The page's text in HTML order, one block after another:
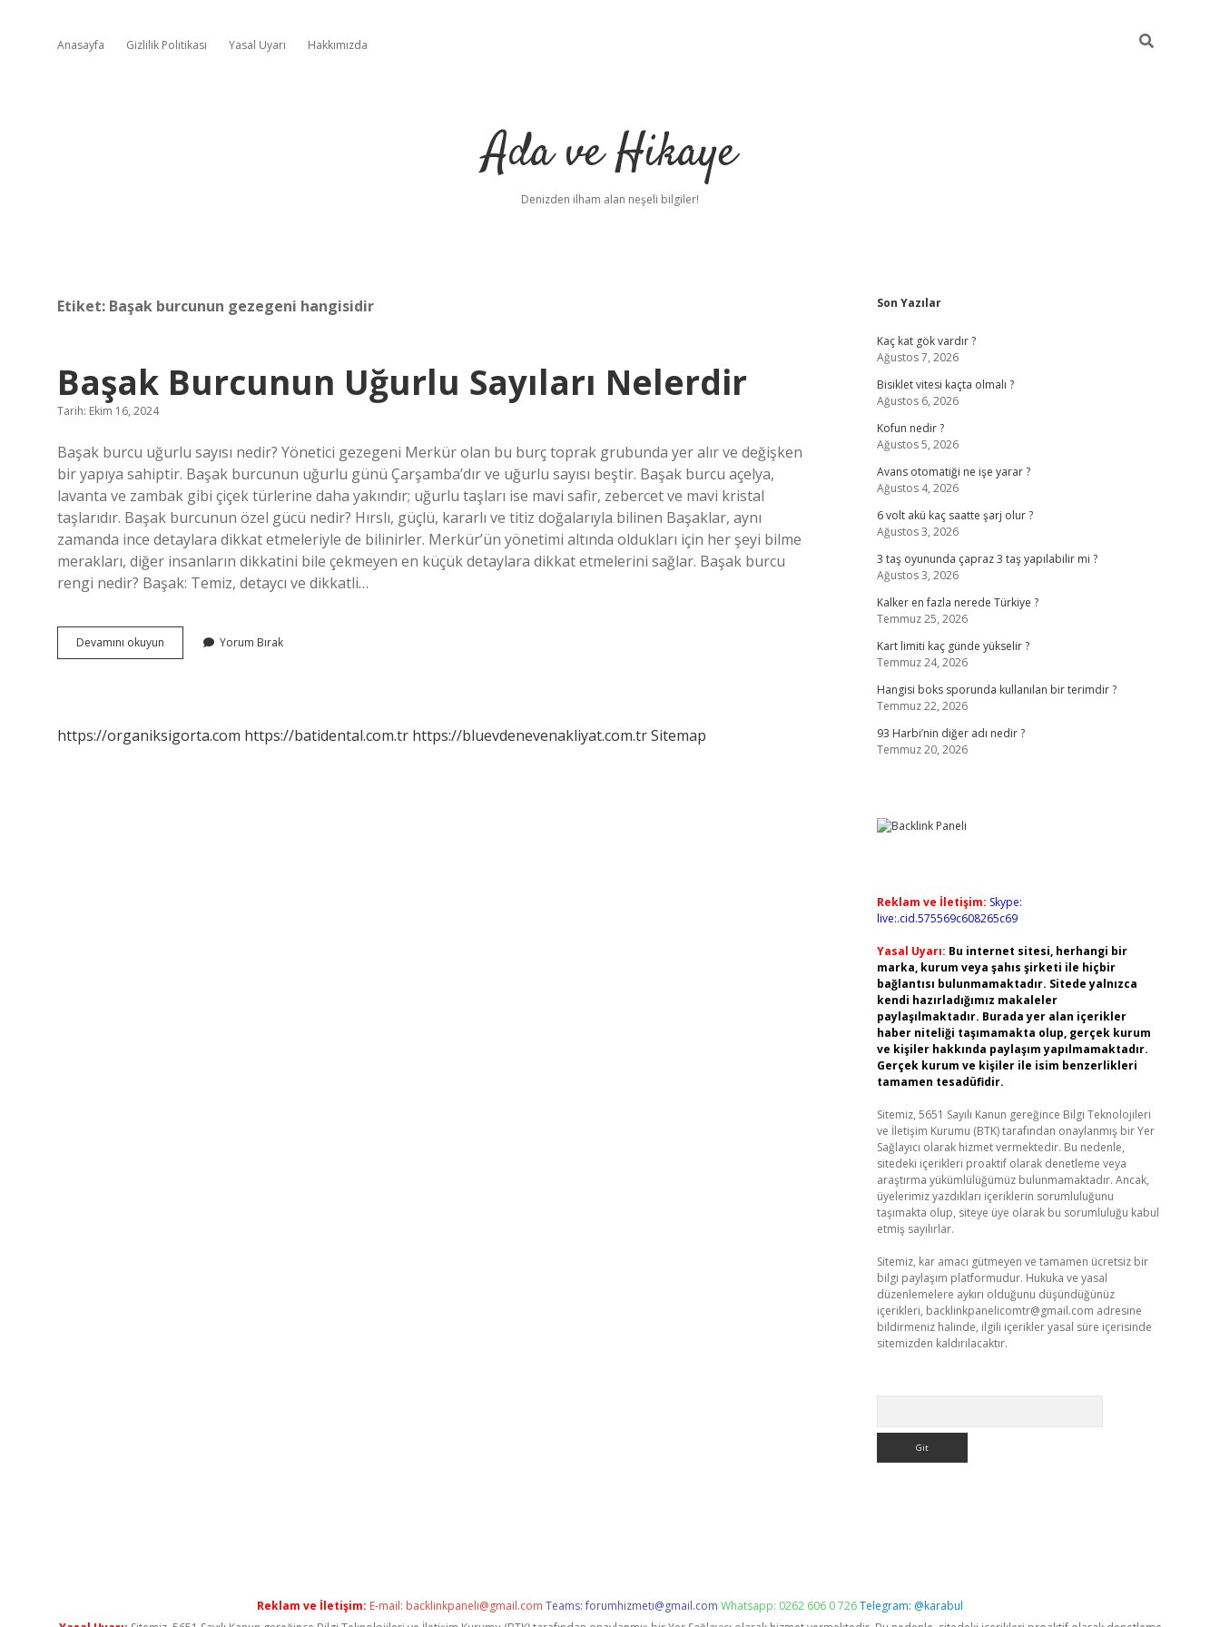
Anasayfa Gizlilik Politikası Yasal Uyarı Hakkımızda
Ada ve Hikaye
Denizden ilham alan neşeli bilgiler!
Etiket: Başak burcunun gezegeni hangisidir
Başak Burcunun Uğurlu Sayıları Nelerdir
Tarih: Ekim 16, 2024
Başak burcu uğurlu sayısı nedir? Yönetici gezegeni Merkür olan bu burç toprak grubunda yer alır ve değişken
bir yapıya sahiptir. Başak burcunun uğurlu günü Çarşamba’dır ve uğurlu sayısı beştir. Başak burcu açelya,
lavanta ve zambak gibi çiçek türlerine daha yakındır; uğurlu taşları ise mavi safir, zebercet ve mavi kristal
taşlarıdır. Başak burcunun özel gücü nedir? Hırslı, güçlü, kararlı ve titiz doğalarıyla bilinen Başaklar, aynı
zamanda ince detaylara dikkat etmeleriyle de bilinirler. Merkür’ün yönetimi altında oldukları için her şeyi bilme
merakları, diğer insanların dikkatini bile çekmeyen en küçük detaylara dikkat etmelerini sağlar. Başak burcu
rengi nedir? Başak: Temiz, detaycı ve dikkatli…
Devamını okuyun
Burcunun
Yorum Bırak
https://organiksigorta.com https://batidental.com.tr https://bluevdenevenakliyat.com.trSitemap
Sidebar
Son Yazılar
Kaç kat gök vardır ?
Ağustos 7, 2026
Bisiklet vitesi kaçta olmalı ?
Ağustos 6, 2026
Kofun nedir ?
Ağustos 5, 2026
Avans otomatiği ne işe yarar ?
Ağustos 4, 2026
6 volt akü kaç saatte şarj olur ?
Ağustos 3, 2026
3 taş oyununda çapraz 3 taş yapılabilir mi ?
Ağustos 3, 2026
Kalker en fazla nerede Türkiye ?
Temmuz 25, 2026
Kart limiti kaç günde yükselir ?
Temmuz 24, 2026
Hangisi boks sporunda kullanılan bir terimdir ?
Temmuz 22, 2026
93 Harbi’nin diğer adı nedir ?
Temmuz 20, 2026
Reklam ve İletişim: Skype:
live:.cid.575569c608265c69
Yasal Uyarı: Bu internet sitesi, herhangi bir
marka, kurum veya şahıs şirketi ile hiçbir
bağlantısı bulunmamaktadır. Sitede yalnızca
kendi hazırladığımız makaleler
paylaşılmaktadır. Burada yer alan içerikler
haber niteliği taşımamakta olup, gerçek kurum
ve kişiler hakkında paylaşım yapılmamaktadır.
Gerçek kurum ve kişiler ile isim benzerlikleri
tamamen tesadüfidir.
Sitemiz, 5651 Sayılı Kanun gereğince Bilgi Teknolojileri
ve İletişim Kurumu (BTK) tarafından onaylanmış bir Yer
Sağlayıcı olarak hizmet vermektedir. Bu nedenle,
sitedeki içerikleri proaktif olarak denetleme veya
araştırma yükümlülüğümüz bulunmamaktadır. Ancak,
üyelerimiz yazdıkları içeriklerin sorumluluğunu
taşımakta olup, siteye üye olarak bu sorumluluğu kabul
etmiş sayılırlar.
Sitemiz, kar amacı gütmeyen ve tamamen ücretsiz bir
bilgi paylaşım platformudur. Hukuka ve yasal
düzenlemelere aykırı olduğunu düşündüğünüz
içerikleri, backlinkpanelicomtr@gmail.com adresine
bildirmeniz halinde, ilgili içerikler yasal süre içerisinde
sitemizden kaldırılacaktır.
Reklam ve İletişim: E-mail: backlinkpaneli@gmail.com Teams:forumhizmeti@gmail.com Whatsapp: 0262 606 0 726Telegram: @karabul